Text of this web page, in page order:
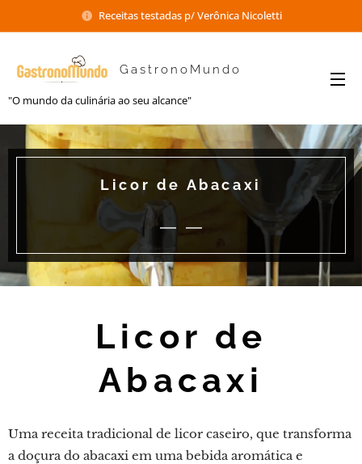
Receitas testadas p/ Verônica Nicoletti
GastronoMundo
"O mundo da culinária ao seu alcance"
Licor de Abacaxi
Licor de
Abacaxi
Uma receita tradicional de licor caseiro, que transforma
a doçura do abacaxi em uma bebida aromática e